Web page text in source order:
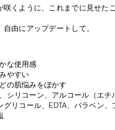
咲くように、これまでに見せた
由にアップデートして。
な使用感
やすい
の肌悩みをぼかす
シリコーン、アルコール（エチ
グリコール、EDTA、パラベン、